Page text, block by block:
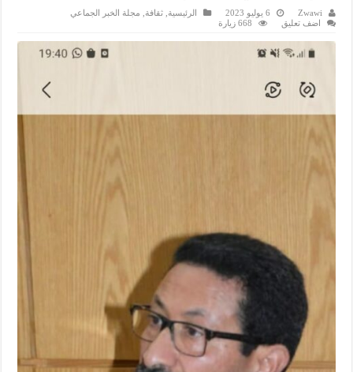
Zwawi 6 يوليو 2023 الرئيسية ,ثقافة
مجلة الخبر الجماعي
اضف تعليق
668 زيارة